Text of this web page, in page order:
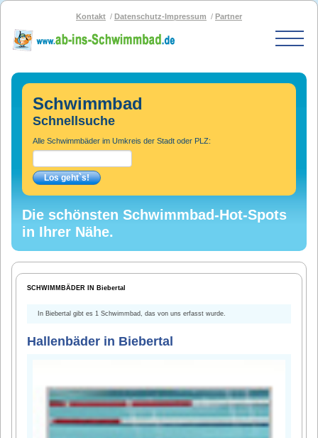
Kontakt Datenschutz-Impressum Partner
Start
Schwimmbad-Karte
Bäder nach PLZ
Bäder nach Stadt
SOS-Schwimmbad
Blog
Bad melden
Schwimmbad
Schnellsuche
Alle Schwimmbäder im Umkreis der Stadt oder PLZ:
Die schönsten Schwimmbad-Hot-Spots
in Ihrer Nähe.
SCHWIMMBÄDER IN Biebertal
In Biebertal gibt es 1 Schwimmbad, das von uns erfasst wurde.
Hallenbäder in Biebertal